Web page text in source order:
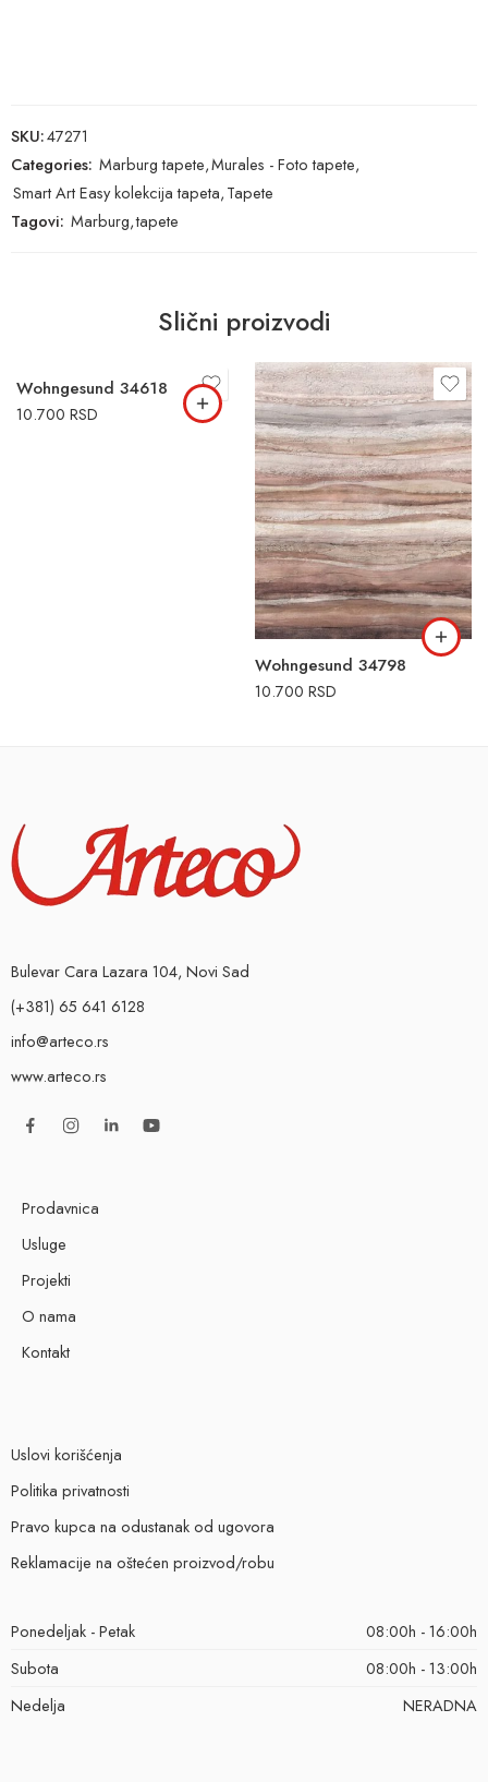
SKU:47271
Categories: Marburg tapete,Murales - Foto tapete,
Smart Art Easy kolekcija tapeta,Tapete
Tagovi: Marburg,tapete
Slični proizvodi
Wohngesund 34618
10.700 RSD
Wohngesund 34798
10.700 RSD
Bulevar Cara Lazara 104, Novi Sad
(+381) 65 641 6128
info@arteco.rs
www.arteco.rs
Prodavnica
Usluge
Projekti
O nama
Kontakt
Uslovi korišćenja
Politika privatnosti
Pravo kupca na odustanak od ugovora
Reklamacije na oštećen proizvod/robu
Ponedeljak - Petak
08:00h - 16:00h
Subota
08:00h - 13:00h
Nedelja
NERADNA